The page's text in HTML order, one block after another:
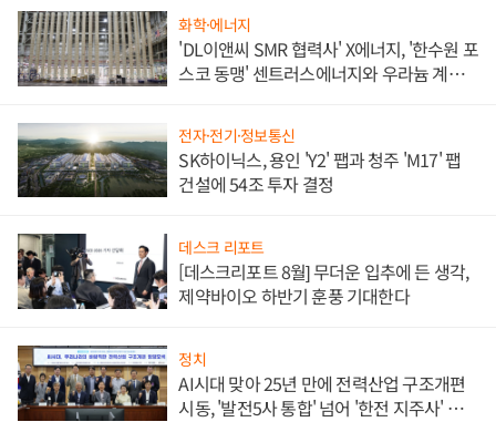
화학·에너지
'DL이앤씨 SMR 협력사' X에너지, '한수원 포
스코 동맹' 센트러스에너지와 우라늄 계약
전자·전기·정보통신
SK하이닉스, 용인 'Y2' 팹과 청주 'M17' 팹
건설에 54조 투자 결정
데스크 리포트
[데스크리포트 8월] 무더운 입추에 든 생각,
제약바이오 하반기 훈풍 기대한다
정치
AI시대 맞아 25년 만에 전력산업 구조개편
시동, '발전5사 통합' 넘어 '한전 지주사' 재편